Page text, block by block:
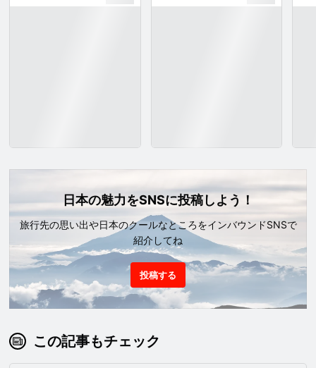
日本の魅力をSNSに投稿しよう！
旅行先の思い出や日本のクールなところをインバウンドSNSで
紹介してね
投稿する
この記事もチェック